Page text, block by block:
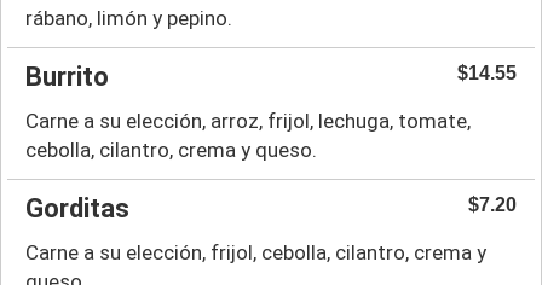
rábano, limón y pepino.
Burrito $14.55
Carne a su elección, arroz, frijol, lechuga, tomate,
cebolla, cilantro, crema y queso.
Gorditas $7.20
Carne a su elección, frijol, cebolla, cilantro, crema y